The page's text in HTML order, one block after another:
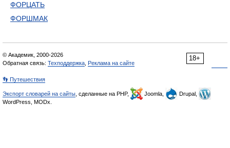
ФОРЦАТЬ
ФОРШМАК
18+
© Академик, 2000-2026
Обратная связь: Техподдержка Реклама на сайте
👣 Путешествия
Экспорт словарей на сайты , сделанные на PHP, Joomla,
Drupal,
WordPress, MODx.